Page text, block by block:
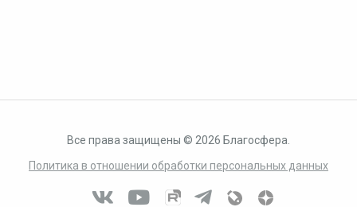
Все права защищены © 2026 Благосфера.
Политика в отношении обработки персональных данных